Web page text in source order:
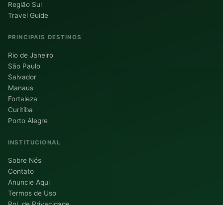
Região Sul
Travel Guide
PRINCIPAIS DESTINOS
Rio de Janeiro
São Paulo
Salvador
Manaus
Fortaleza
Curitiba
Porto Alegre
INSTITUCIONAL
Sobre Nós
Contato
Anuncie Aqui
Termos de Uso